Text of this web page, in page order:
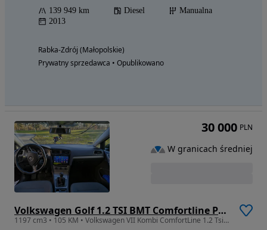
139 949 km Diesel
Manualna
2013
Rabka-Zdrój (Małopolskie)
Prywatny sprzedawca • Opublikowano
Volkswagen Golf 1.2 TSI BMT Comfortline Perfectline
1197 cm3 • 105 KM • Volkswagen VII Kombi ComfortLine 1.2 Tsi polski salon
30 000 PLN
W granicach średniej